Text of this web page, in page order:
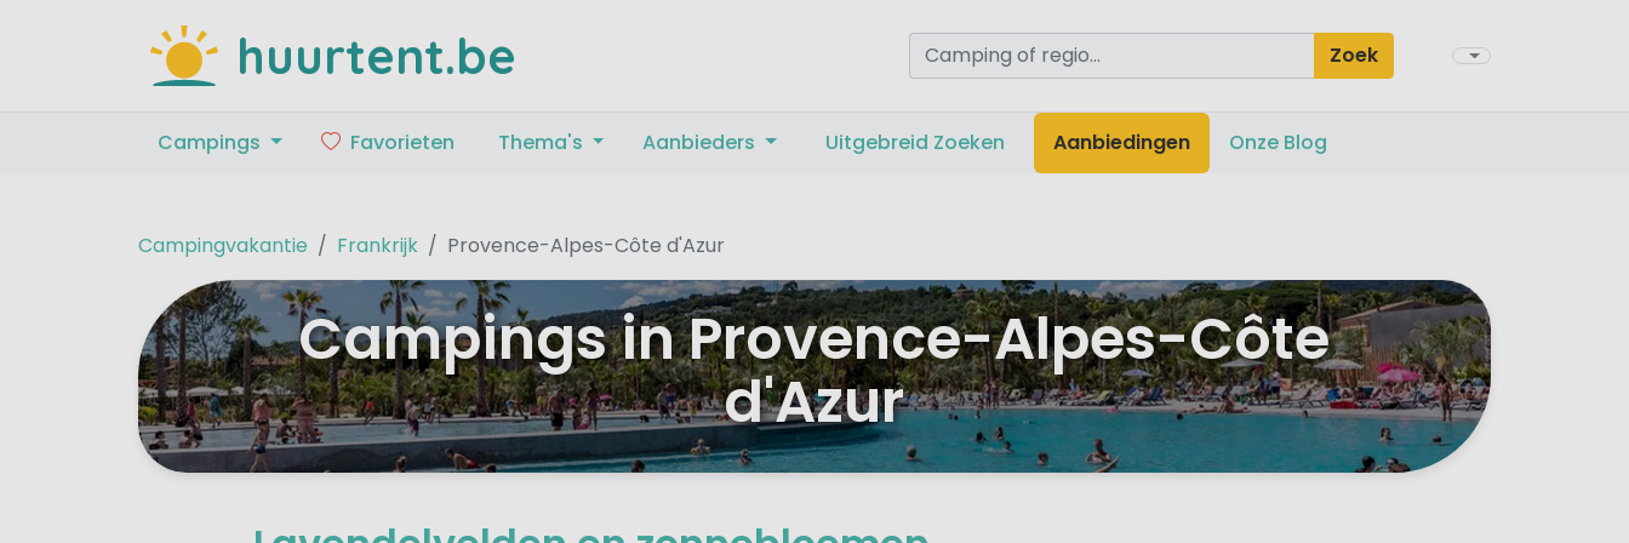
huurtent.be Zoek
Campings Favorieten Thema's Aanbieders Uitgebreid Zoeken Aanbiedingen Onze Blog
Campingvakantie Frankrijk Provence-Alpes-Côte d'Azur
Campings in Provence-Alpes-Côte
d'Azur